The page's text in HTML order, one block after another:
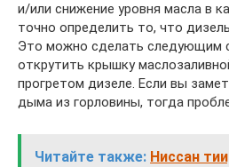
и/или снижение уровня масла в
точно определить то, что
Это можно сделать следующим
открутить крышку
прогретом дизеле. Если вы
дыма из горловины, тогда
Читайте также: Ниссан